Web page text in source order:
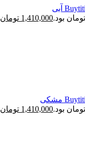
1,410,000 تومان
1,410,000 تومان